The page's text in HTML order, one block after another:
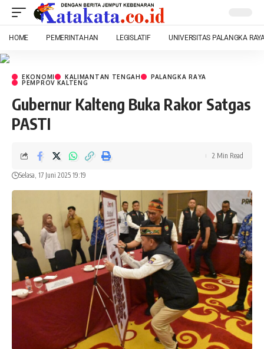
HOME PEMERINTAHAN LEGISLATIF UNIVERSITAS PALANGKA
EKONOMI KALIMANTAN TENGAH
PALANGKA RAYA
PEMPROV KALTENG
Gubernur Kalteng Buka Rakor Satgas
PASTI
Selasa, 17 Juni 2025 19:19
2 Min Read